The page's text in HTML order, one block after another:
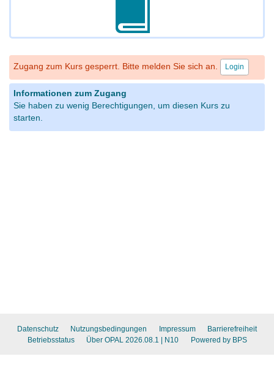
Zugang zum Kurs gesperrt. Bitte melden Sie sich an. Login
Informationen zum Zugang
Sie haben zu wenig Berechtigungen, um diesen Kurs zu
starten.
Datenschutz Nutzungsbedingungen Impressum
Barrierefreiheit
Betriebsstatus
Über OPAL 2026.08.1 | N10 Powered by BPS